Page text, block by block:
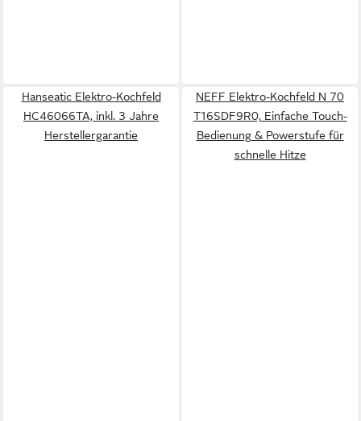
Hanseatic Elektro-Kochfeld
HC46066TA, inkl. 3 Jahre
Herstellergarantie
NEFF Elektro-Kochfeld N 70
T16SDF9R0, Einfache Touch-
Bedienung & Powerstufe für
schnelle Hitze